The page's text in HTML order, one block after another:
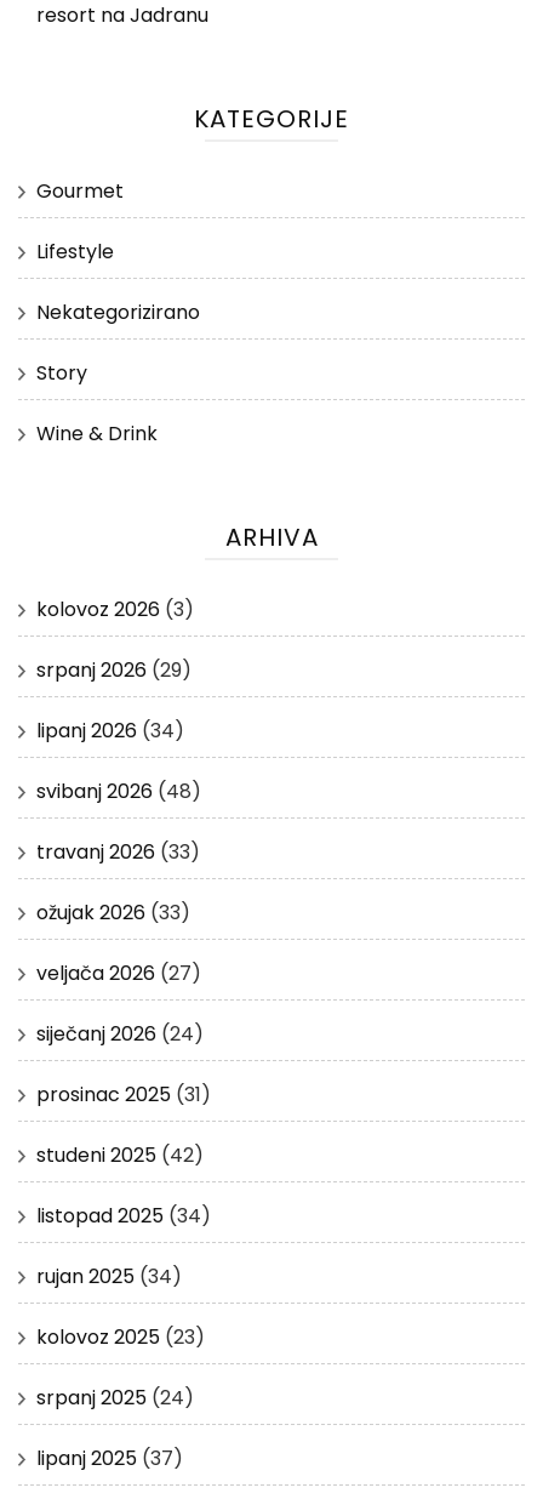
resort na Jadranu
KATEGORIJE
Gourmet
Lifestyle
Nekategorizirano
Story
Wine & Drink
ARHIVA
kolovoz 2026 (3)
srpanj 2026 (29)
lipanj 2026 (34)
svibanj 2026 (48)
travanj 2026 (33)
ožujak 2026 (33)
veljača 2026 (27)
siječanj 2026 (24)
prosinac 2025 (31)
studeni 2025 (42)
listopad 2025 (34)
rujan 2025 (34)
kolovoz 2025 (23)
srpanj 2025 (24)
lipanj 2025 (37)